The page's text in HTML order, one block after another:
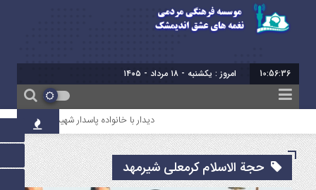
10:56:37 امروز : یکشنبه - ۱۸ مرداد - ۱۴۰۵
دیدار با خانواده پاسدار شهید سروش میرعالی
حجة الاسلام کرمعلی شیرمهد